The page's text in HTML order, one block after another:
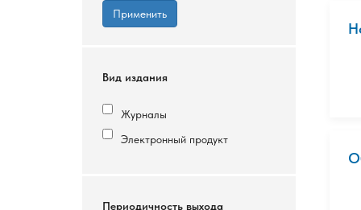
Вид издания
Журналы
Электронный продукт
Периодичность выхода